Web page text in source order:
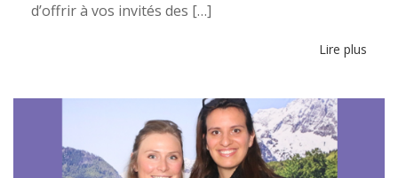
d’offrir à vos invités des […]
Lire plus